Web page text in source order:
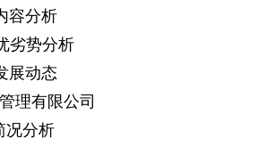
容分析
劣势分析
展动态
理有限公司
况分析